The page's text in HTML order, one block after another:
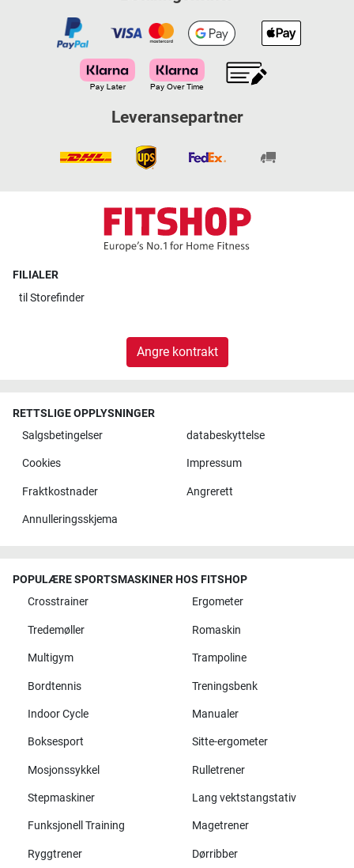
Leveransepartner
FILIALER
til Storefinder
Angre kontrakt
RETTSLIGE OPPLYSNINGER
Salgsbetingelser
databeskyttelse
Cookies Impressum
Fraktkostnader Angrerett
Annulleringsskjema
POPULÆRE SPORTSMASKINER HOS FITSHOP
Crosstrainer
Ergometer
Tredemøller Romaskin
Multigym Trampoline
Bordtennis Treningsbenk
Indoor Cycle Manualer
Boksesport Sitte-ergometer
Mosjonssykkel Rulletrener
Stepmaskiner Lang vektstangstativ
Funksjonell Training Magetrener
Ryggtrener Dørribber